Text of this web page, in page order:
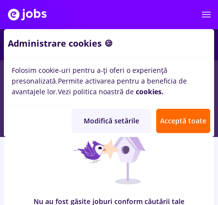
locuri de muncacu salarii Part timeinRemote (de acasa)
pentruStudent, Entry-Level (< 2 ani)inConstructii / Instalatii,
Medicina / Sanatate
Nu au fost găsite joburi conform căutării tale
Administrare cookies 🍪
Folosim cookie-uri pentru a-ți oferi o experiență
presonalizată.Permite activarea pentru a beneficia de
avantajele lor.Vezi politica noastră de cookies.
Modifică setările Acceptă toate